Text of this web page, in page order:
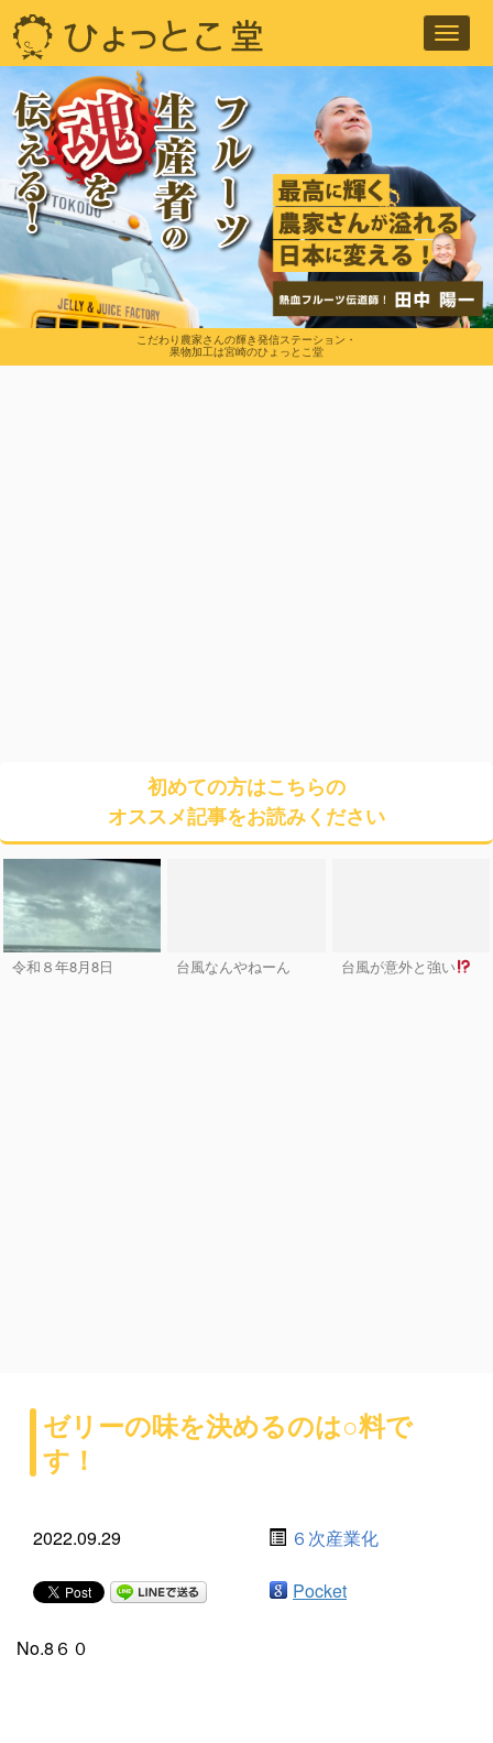
こだわり農家さんの輝き発信ステーション・
果物加工は宮崎のひょっとこ堂
初めての方はこちらの
オススメ記事をお読みください
令和８年8月8日 台風なんやねーん 台風が意外と強い
ゼリーの味を決めるのは○料で
す！
2022.09.29 ６次産業化
Pocket
No.8６０